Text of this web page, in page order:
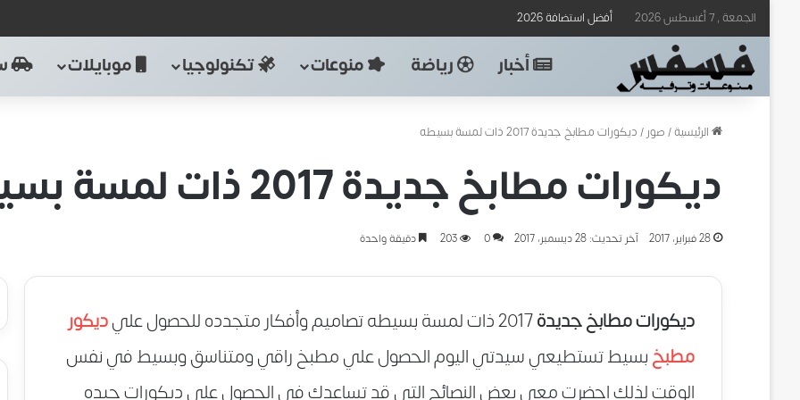
الجمعة , 7 أغسطس 2026 أفضل استضافة 2026
أخبار رياضة منوعات تكنولوجيا موبايلات
الرئيسية/صور/ديكورات مطابخ جديدة 2017 ذات لمسة بسيطه
ديكورات مطابخ جديدة 2017 ذات لمسة بسيطه
28 فبراير، 2017 آخر تحديث: 28 ديسمبر، 2017 0
203 دقيقة واحدة
ديكورات مطابخ جديدة
ديكور
مطبخبسيط تستطيعي سيدتي اليوم الحصول علي مطبخ راقي ومتناسق وبسيط في نفس
الوقت لذلك احضرت معي بعض النصائح التي قد تساعدك في الحصول علي ديكورات جيده